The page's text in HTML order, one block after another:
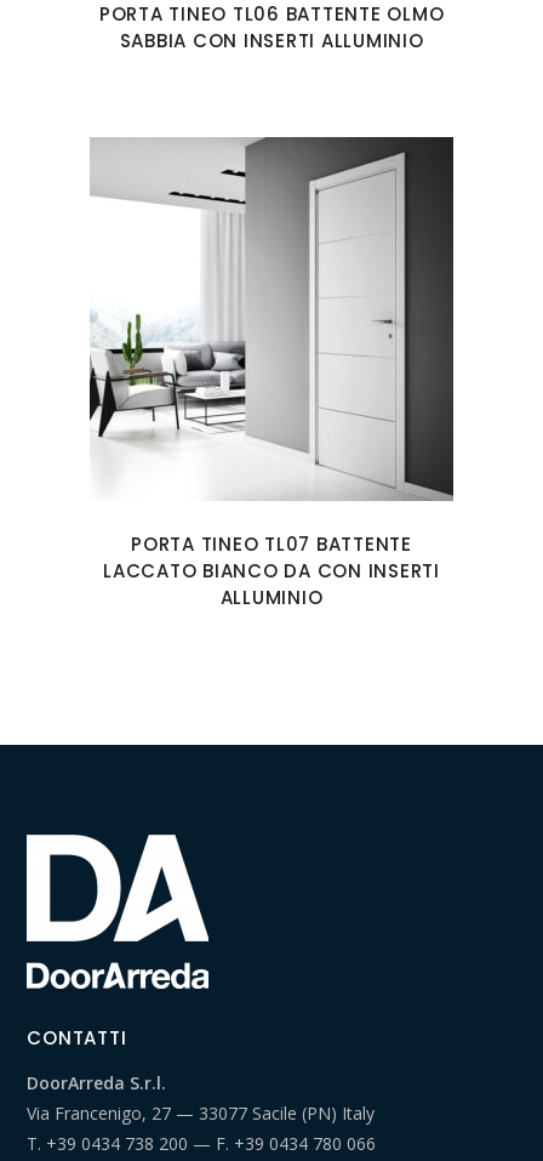
PORTA TINEO TL06 BATTENTE OLMO
SABBIA CON INSERTI ALLUMINIO
PORTA TINEO TL07 BATTENTE
LACCATO BIANCO DA CON INSERTI
ALLUMINIO
CONTATTI
DoorArreda S.r.l.
Via Francenigo, 27 — 33077 Sacile (PN) Italy
T. +39 0434 738 200 — F. +39 0434 780 066